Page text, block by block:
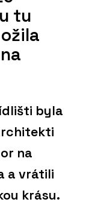
tu
byla
na
a vrátili
krásu.